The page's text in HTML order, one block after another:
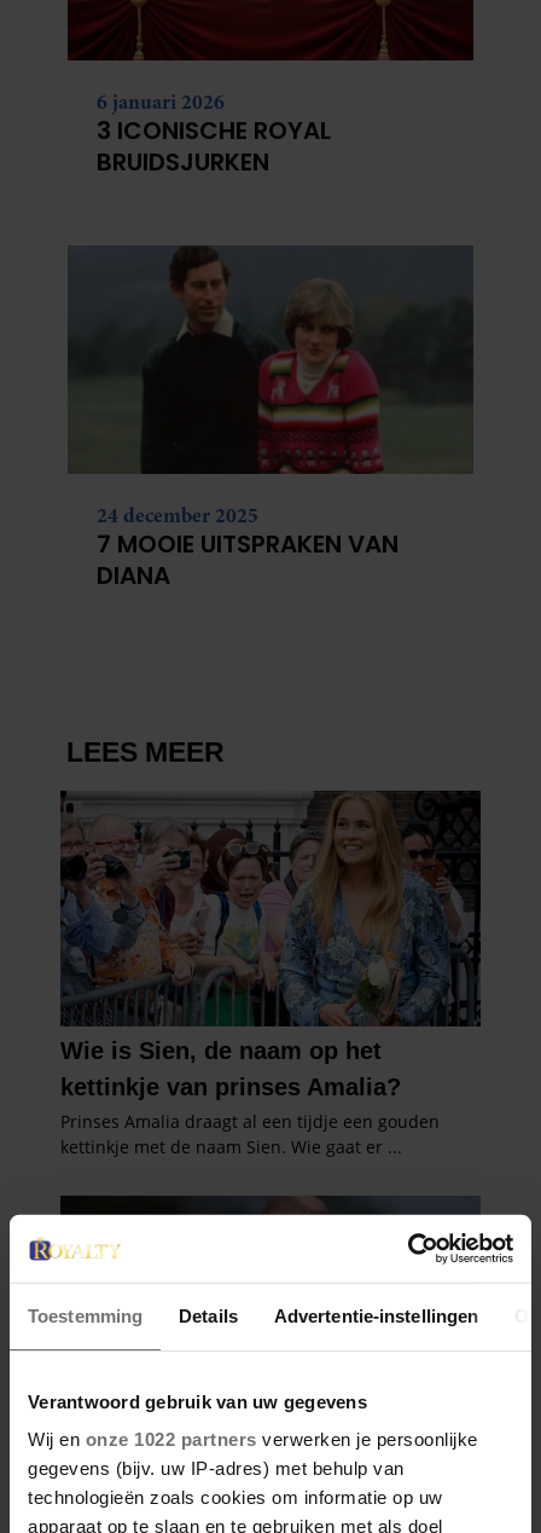
Toestemming Details Advertentie-instellingen
Verantwoord gebruik van uw gegevens
Wij en onze 1022 partners verwerken je persoonlijke
gegevens (bijv. uw IP-adres) met behulp van
technologieën zoals cookies om informatie op uw
apparaat op te slaan en te gebruiken met als doel
6 januari 2026
3 ICONISCHE ROYAL
BRUIDSJURKEN
24 december 2025
7 MOOIE UITSPRAKEN VAN
DIANA